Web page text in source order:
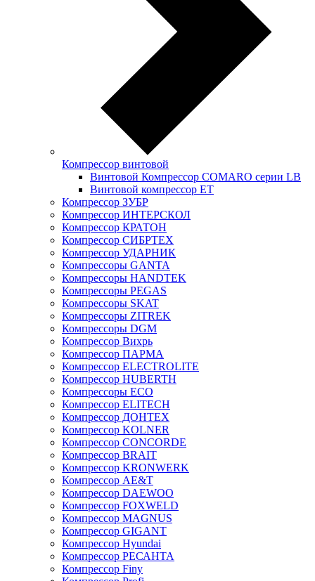
Компрессор винтовой
Винтовой Компрессор COMARO серии LB
Винтовой компрессор ET
Компрессор ЗУБР
Компрессор ИНТЕРСКОЛ
Компрессор КРАТОН
Компрессор СИБРТЕХ
Компрессор УДАРНИК
Компрессоры GANTA
Компрессоры HANDTEK
Компрессоры PEGAS
Компрессоры SKAT
Компрессоры ZITREK
Компрессоры DGM
Компрессор Вихрь
Компрессор ПАРМА
Компрессор ELECTROLITE
Компрессор HUBERTH
Компрессоры ECO
Компрессор ELITECH
Компрессор ДОНТЕХ
Компрессор KOLNER
Компрессор CONCORDE
Компрессор BRAIT
Компрессор KRONWERK
Компрессор AE&T
Компрессор DAEWOO
Компрессор FOXWELD
Компрессор MAGNUS
Компрессор GIGANT
Компрессор Hyundai
Компрессор РЕСАНТА
Компрессор Finy